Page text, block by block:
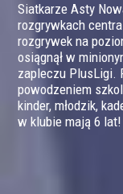
Siatkarze Asty
rozgrywkach
rozgrywek na
osiągnął w
zapleczu PlusLigi.
powodzeniem
kinder, młodzik,
w klubie mają 6 lat!